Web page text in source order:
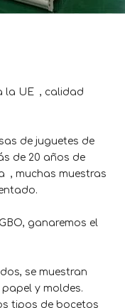
la UE , calidad
de juguetes de
de 20 años de
, muchas muestras
ganaremos el
se muestran
y moldes.
tipos de bocetos